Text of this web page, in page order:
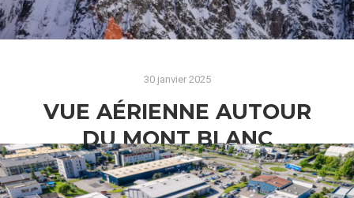
30 janvier 2025
VUE AÉRIENNE AUTOUR
DU MONT BLANC
La Magie du Mont Blanc au Coucher de Soleil :